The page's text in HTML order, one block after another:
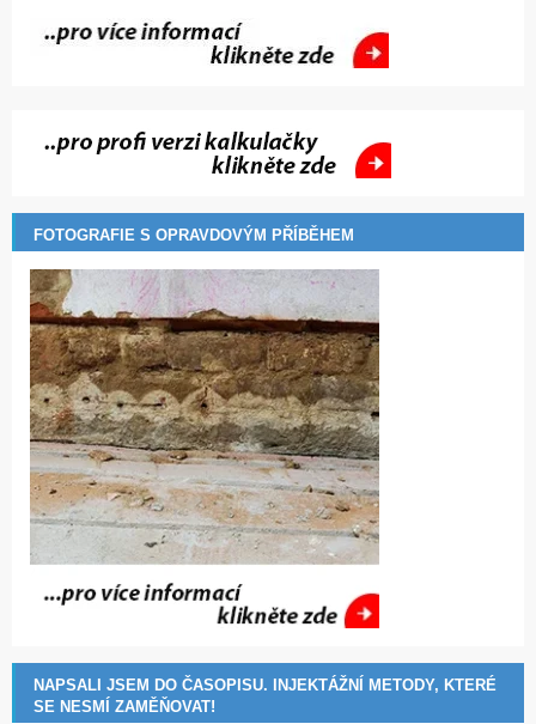
FOTOGRAFIE S OPRAVDOVÝM PŘÍBĚHEM
NAPSALI JSEM DO ČASOPISU. INJEKTÁŽNÍ METODY, KTERÉ
SE NESMÍ ZAMĚŇOVAT!